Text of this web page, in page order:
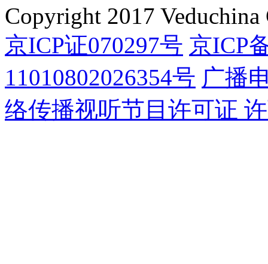
Copyright 2017
京ICP证070297号 京ICP
11010802026354号 广播
络传播视听节目许可证